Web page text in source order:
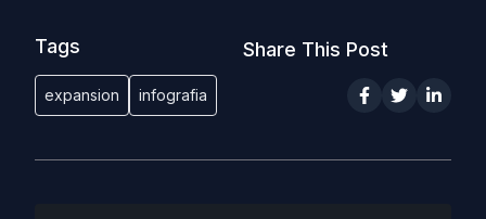
Tags
expansion infografia
Share This Post